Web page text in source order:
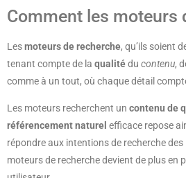
Comment les moteurs
Lesmoteurs de recherche, qu’ils soient
tenant compte de la qualitédu contenu,
comme à un tout, où chaque détail
Les moteurs recherchent un contenu de
référencement naturel efficace repose
répondre aux intentions de recherche
moteurs de recherche devient de plus